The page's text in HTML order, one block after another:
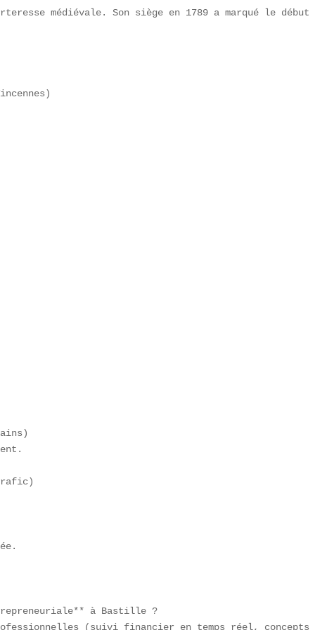
médiévale. Son siège en 1789 a marqué le
à Bastille ?
(suivi financier en temps réel, concepts